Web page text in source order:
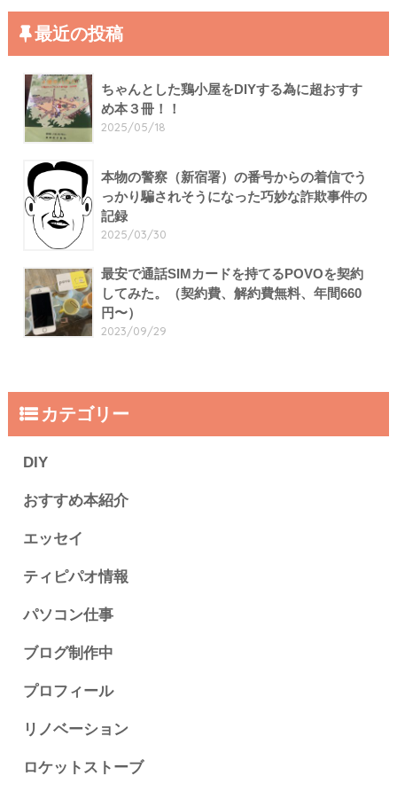
最近の投稿
ちゃんとした鶏小屋をDIYする為に超おすす
め本３冊！！
2025/05/18
本物の警察（新宿署）の番号からの着信でう
っかり騙されそうになった巧妙な詐欺事件の
記録
2025/03/30
最安で通話SIMカードを持てるPOVOを契約
してみた。（契約費、解約費無料、年間660
円〜）
2023/09/29
カテゴリー
DIY
おすすめ本紹介
エッセイ
ティピパオ情報
パソコン仕事
ブログ制作中
プロフィール
リノベーション
ロケットストーブ